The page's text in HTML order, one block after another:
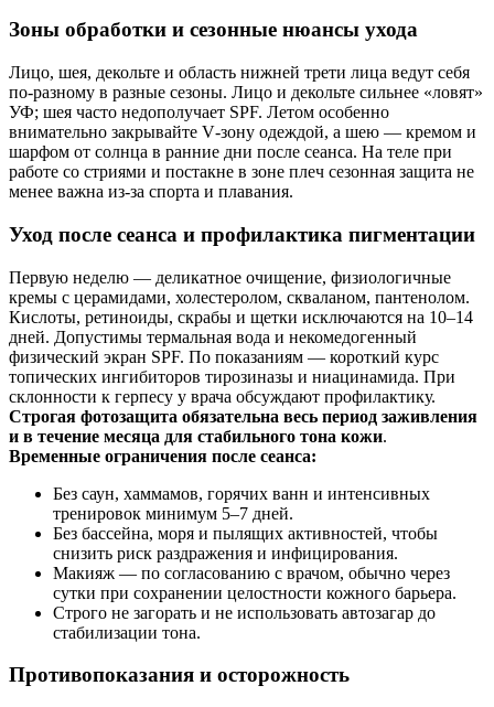
Зоны обработки и сезонные нюансы ухода
Лицо, шея, декольте и область нижней трети лица ведут себя
по‑разному в разные сезоны. Лицо и декольте сильнее «ловят»
УФ; шея часто недополучает SPF. Летом особенно
внимательно закрывайте V‑зону одеждой, а шею — кремом и
шарфом от солнца в ранние дни после сеанса. На теле при
работе со стриями и постакне в зоне плеч сезонная защита не
менее важна из‑за спорта и плавания.
Уход после сеанса и профилактика пигментации
Первую неделю — деликатное очищение, физиологичные
кремы с церамидами, холестеролом, скваланом, пантенолом.
Кислоты, ретиноиды, скрабы и щетки исключаются на 10–14
дней. Допустимы термальная вода и некомедогенный
физический экран SPF. По показаниям — короткий курс
топических ингибиторов тирозиназы и ниацинамида. При
склонности к герпесу у врача обсуждают профилактику.
Строгая фотозащита обязательна весь период заживления
и в течение месяца для стабильного тона кожи.
Временные ограничения после сеанса:
Без саун, хаммамов, горячих ванн и интенсивных
тренировок минимум 5–7 дней.
Без бассейна, моря и пылящих активностей, чтобы
снизить риск раздражения и инфицирования.
Макияж — по согласованию с врачом, обычно через
сутки при сохранении целостности кожного барьера.
Строго не загорать и не использовать автозагар до
стабилизации тона.
Противопоказания и осторожность